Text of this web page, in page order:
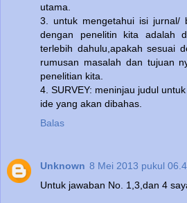
utama.
3. untuk mengetahui isi jurnal/
dengan penelitin kita adalah
terlebih dahulu,apakah sesuai
rumusan masalah dan tujuan
penelitian kita.
4. SURVEY: meninjau judul
ide yang akan dibahas.
Balas
Unknown 8 Mei 2013 pukul
Untuk jawaban No. 1,3,dan 4